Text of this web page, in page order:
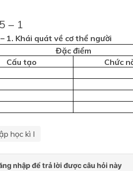
Chương IX. Thần kinh và
quan
Chương X. Nội tiết
– 1
1. Khái quát về cơ thể người
Đặc điểm
Cấu tạo
Chức
học kì I